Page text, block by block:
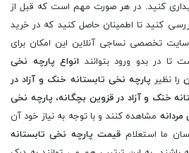
کنید. در هر صورت مهم است که قبل از
کنید تا اطمینان حاصل کنید که در خرید
تخصصی نساجی آنلاین این امکان برای
تا در بدو ورود بتوانند انواع پارچه نخی
را نظیر پارچه نخی تابستانه خنک و آزاد در
خنک و آزاد در قزوین بچگانه، پارچه نخی
مشاهده کنند و با توجه به نیاز خود آن
ما استعلام قیمت پارچه نخی تابستانه